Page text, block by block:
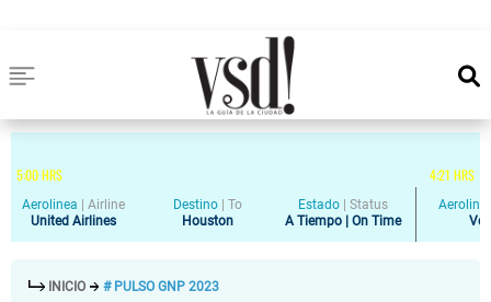
5:00HRS 4:21 HRS
Aerolinea
Airline
United Airlines
Destino
To
Houston
Estado
Status
A Tiempo | On Time
INICIO # PULSO GNP 2023